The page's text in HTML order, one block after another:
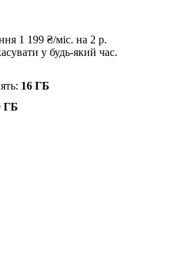
1 199 ₴/міс. на 2 р.
у будь-який час.
16 ГБ
ГБ